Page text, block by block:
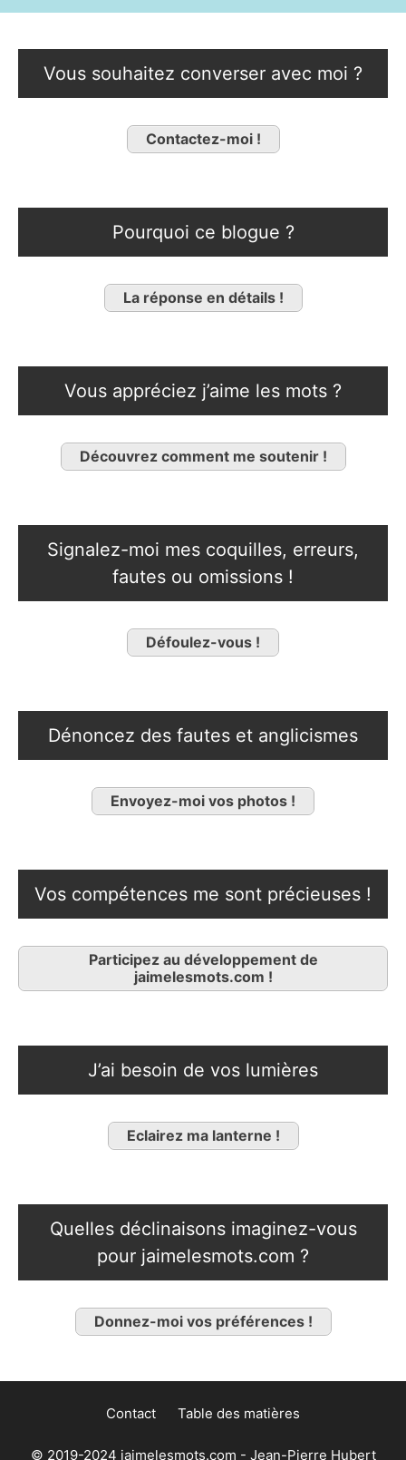
Vous souhaitez converser avec moi ?
Contactez-moi !
Pourquoi ce blogue ?
La réponse en détails !
Vous appréciez j’aime les mots ?
Découvrez comment me soutenir !
Signalez-moi mes coquilles, erreurs,
fautes ou omissions !
Défoulez-vous !
Dénoncez des fautes et anglicismes
Envoyez-moi vos photos !
Vos compétences me sont précieuses !
Participez au développement de
jaimelesmots.com !
J’ai besoin de vos lumières
Eclairez ma lanterne !
Quelles déclinaisons imaginez-vous
pour jaimelesmots.com ?
Donnez-moi vos préférences !
Contact Table des matières
© 2019-2024 jaimelesmots.com - Jean-Pierre Hubert